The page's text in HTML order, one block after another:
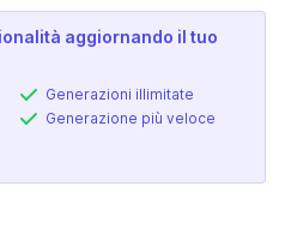
aggiornando il tuo
Generazioni illimitate
Generazione più veloce